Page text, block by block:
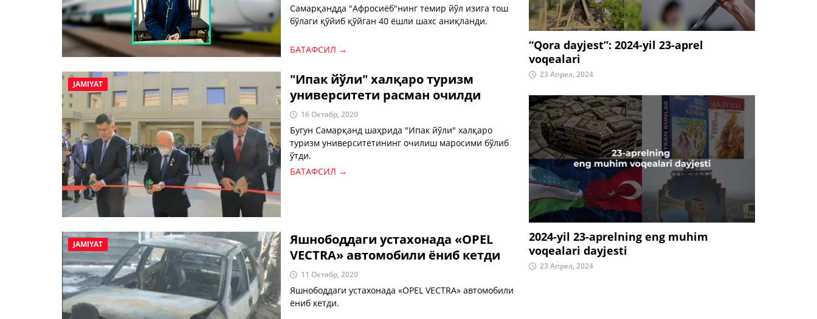
Самарқандда "Афросиёб"нинг темир йўл изига тош
бўлаги қўйиб қўйган 40 ёшли шахс аниқланди.
БАТАФСИЛ →
JAMIYAT
"Ипак йўли" халқаро туризм
университети расман очилди
16 Октябр, 2020
Бугун Самарқанд шаҳрида "Ипак йўли" халқаро
туризм университетининг очилиш маросими бўлиб
ўтди.
БАТАФСИЛ →
JAMIYAT
Яшнободдаги устахонада «OPEL
VEСTRA» автомобили ёниб кетди
11 Октябр, 2020
Яшнободдаги устахонада «OPEL VEСTRA» автомобили
ёниб кетди.
“Qora dayjest”: 2024-yil 23-aprel
voqealari
23 Апрел, 2024
2024-yil 23-aprelning eng muhim
voqealari dayjesti
23 Апрел, 2024